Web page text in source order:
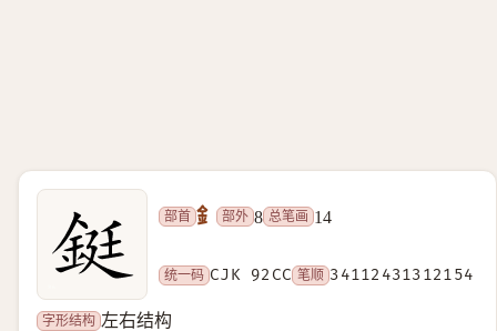
部首 釒 部外 8 总笔画 14
统一码 CJK 92CC 笔顺 34112431312154
字形结构 左右结构